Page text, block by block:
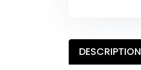
DESCRIPTION